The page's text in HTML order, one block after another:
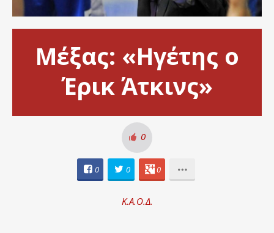
Μέξας: «Ηγέτης ο
Έρικ Άτκινς»
0
0 0 0
Κ.Α.Ο.Δ.